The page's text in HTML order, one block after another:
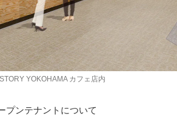
YOKOHAMA カフェ店内
プンテナントについて